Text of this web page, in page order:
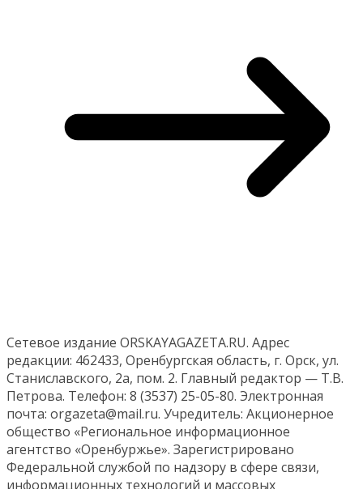
Сетевое издание ORSKAYAGAZETA.RU. Адрес
редакции: 462433, Оренбургская область, г. Орск, ул.
Станиславского, 2а, пом. 2. Главный редактор — Т.В.
Петрова. Телефон: 8 (3537) 25-05-80. Электронная
почта: orgazeta@mail.ru. Учредитель: Акционерное
общество «Региональное информационное
агентство «Оренбуржье». Зарегистрировано
Федеральной службой по надзору в сфере связи,
информационных технологий и массовых